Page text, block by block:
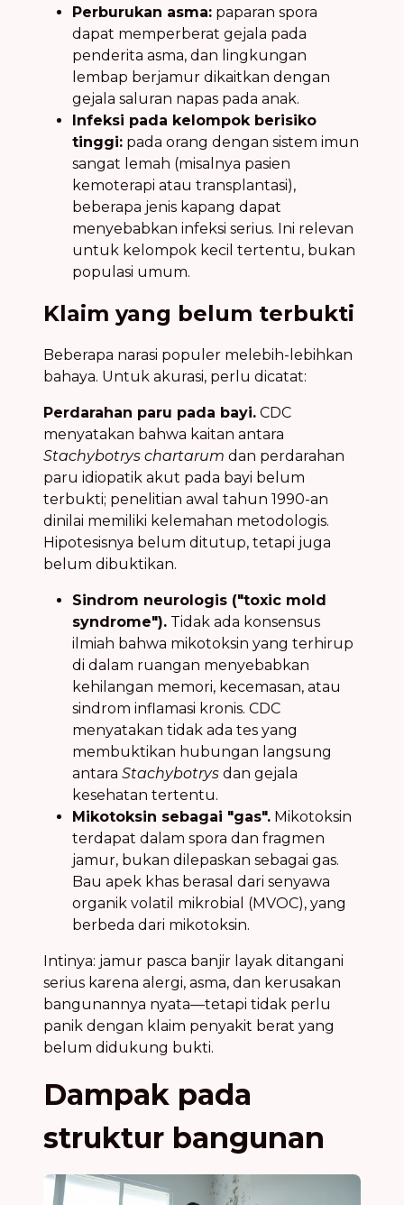
Perburukan asma: paparan spora
dapat memperberat gejala pada
penderita asma, dan lingkungan
lembap berjamur dikaitkan dengan
gejala saluran napas pada anak.
Infeksi pada kelompok berisiko
tinggi: pada orang dengan sistem imun
sangat lemah (misalnya pasien
kemoterapi atau transplantasi),
beberapa jenis kapang dapat
menyebabkan infeksi serius. Ini relevan
untuk kelompok kecil tertentu, bukan
populasi umum.
Klaim yang belum terbukti
Beberapa narasi populer melebih-lebihkan
bahaya. Untuk akurasi, perlu dicatat:
Perdarahan paru pada bayi. CDC
menyatakan bahwa kaitan antara
Stachybotrys chartarum dan perdarahan
paru idiopatik akut pada bayi belum
terbukti; penelitian awal tahun 1990-an
dinilai memiliki kelemahan metodologis.
Hipotesisnya belum ditutup, tetapi juga
belum dibuktikan.
Sindrom neurologis ("toxic mold
syndrome"). Tidak ada konsensus
ilmiah bahwa mikotoksin yang terhirup
di dalam ruangan menyebabkan
kehilangan memori, kecemasan, atau
sindrom inflamasi kronis. CDC
menyatakan tidak ada tes yang
membuktikan hubungan langsung
antara Stachybotrys dan gejala
kesehatan tertentu.
Mikotoksin sebagai "gas". Mikotoksin
terdapat dalam spora dan fragmen
jamur, bukan dilepaskan sebagai gas.
Bau apek khas berasal dari senyawa
organik volatil mikrobial (MVOC), yang
berbeda dari mikotoksin.
Intinya: jamur pasca banjir layak ditangani
serius karena alergi, asma, dan kerusakan
bangunannya nyata—tetapi tidak perlu
panik dengan klaim penyakit berat yang
belum didukung bukti.
Dampak pada
struktur bangunan